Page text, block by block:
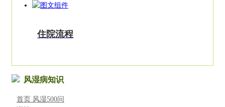
住院流程
风湿病知识
首页
风湿500问